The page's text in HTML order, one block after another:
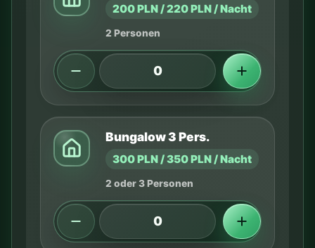
200 PLN / 220 PLN / Nacht
2 Personen
Bungalow 3 Pers.
300 PLN / 350 PLN / Nacht
2 oder 3 Personen